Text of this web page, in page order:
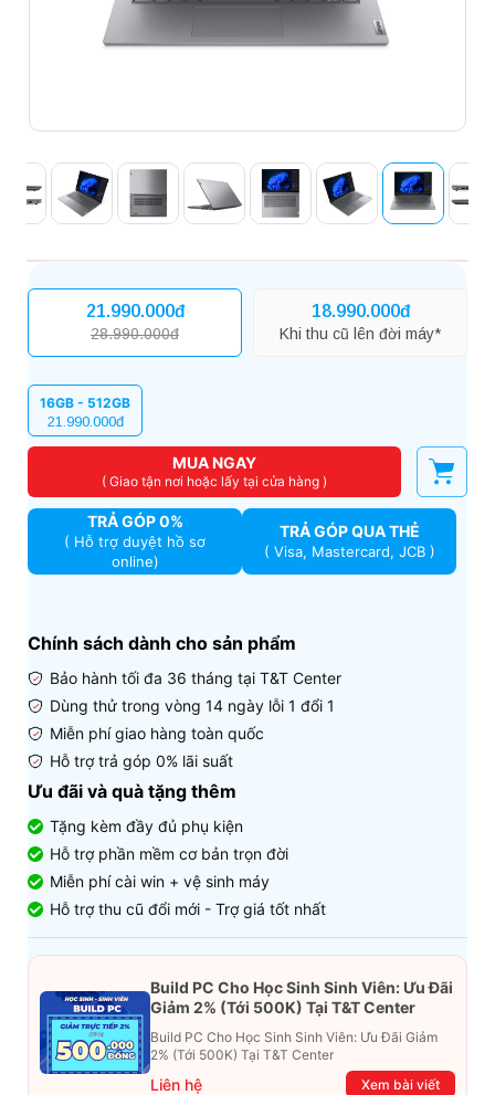
21.990.000đ
28.990.000đ
18.990.000đ
Khi thu cũ lên đời máy*
16GB - 512GB
21.990.000đ
MUA NGAY
( Giao tận nơi hoặc lấy tại cửa hàng )
TRẢ GÓP 0%
( Hỗ trợ duyệt hồ sơ
online)
TRẢ GÓP QUA THẺ
( Visa, Mastercard, JCB )
Chính sách dành cho sản phẩm
Bảo hành tối đa 36 tháng tại T&T Center
Dùng thử trong vòng 14 ngày lỗi 1 đổi 1
Miễn phí giao hàng toàn quốc
Hỗ trợ trả góp 0% lãi suất
Ưu đãi và quà tặng thêm
Tặng kèm đầy đủ phụ kiện
Hỗ trợ phần mềm cơ bản trọn đời
Miễn phí cài win + vệ sinh máy
Hỗ trợ thu cũ đổi mới - Trợ giá tốt nhất
Build PC Cho Học Sinh Sinh Viên: Ưu Đãi
Giảm 2% (Tới 500K) Tại T&T Center
Build PC Cho Học Sinh Sinh Viên: Ưu Đãi Giảm
2% (Tới 500K) Tại T&T Center
Liên hệ Xem bài viết